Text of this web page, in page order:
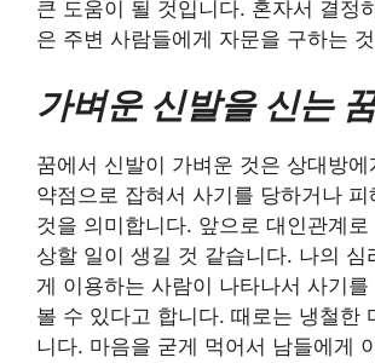
큰 도움이 될 것입니다. 혼자서 결정
은 주변 사람들에게 자문을 구하는
가벼운 신발을 신는
꿈에서 신발이 가벼운 것은 상대방에
약점으로 잡혀서 사기를 당하거나
것을 의미합니다. 앞으로 대인관계로
상할 일이 생길 것 같습니다. 나의 심
게 이용하는 사람이 나타나서 사기
볼 수 있다고 합니다. 때로는 냉철한
니다. 마음을 굳게 먹어서 남들에게